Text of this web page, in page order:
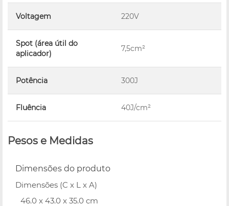
Voltagem 220V
Spot (área útil do
aplicador)
7,5cm²
Potência 300J
Fluência 40J/cm²
Pesos e Medidas
Dimensões do produto
Dimensões (C x L x A)
46.0 x 43.0 x 35.0 cm